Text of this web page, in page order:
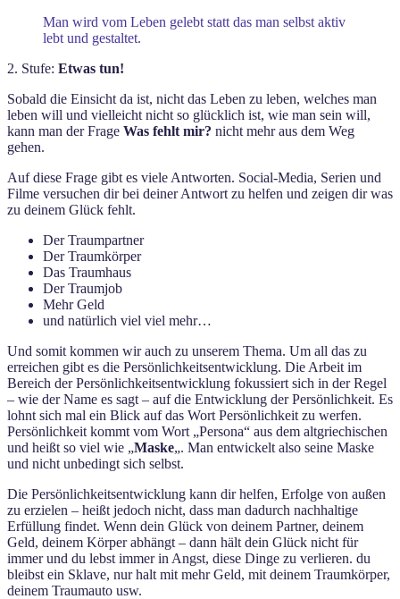
Man wird vom Leben gelebt statt das man selbst aktiv
lebt und gestaltet.
2. Stufe: Etwas tun!
Sobald die Einsicht da ist, nicht das Leben zu leben, welches man
leben will und vielleicht nicht so glücklich ist, wie man sein will,
kann man der Frage Was fehlt mir? nicht mehr aus dem Weg
gehen.
Auf diese Frage gibt es viele Antworten. Social-Media, Serien und
Filme versuchen dir bei deiner Antwort zu helfen und zeigen dir was
zu deinem Glück fehlt.
Der Traumpartner
Der Traumkörper
Das Traumhaus
Der Traumjob
Mehr Geld
und natürlich viel viel mehr…
Und somit kommen wir auch zu unserem Thema. Um all das zu
erreichen gibt es die Persönlichkeitsentwicklung. Die Arbeit im
Bereich der Persönlichkeitsentwicklung fokussiert sich in der Regel
– wie der Name es sagt – auf die Entwicklung der Persönlichkeit. Es
lohnt sich mal ein Blick auf das Wort Persönlichkeit zu werfen.
Persönlichkeit kommt vom Wort „Persona“ aus dem altgriechischen
und heißt so viel wie „Maske„. Man entwickelt also seine Maske
und nicht unbedingt sich selbst.
Die Persönlichkeitsentwicklung kann dir helfen, Erfolge von außen
zu erzielen – heißt jedoch nicht, dass man dadurch nachhaltige
Erfüllung findet. Wenn dein Glück von deinem Partner, deinem
Geld, deinem Körper abhängt – dann hält dein Glück nicht für
immer und du lebst immer in Angst, diese Dinge zu verlieren. du
bleibst ein Sklave, nur halt mit mehr Geld, mit deinem Traumkörper,
deinem Traumauto usw.